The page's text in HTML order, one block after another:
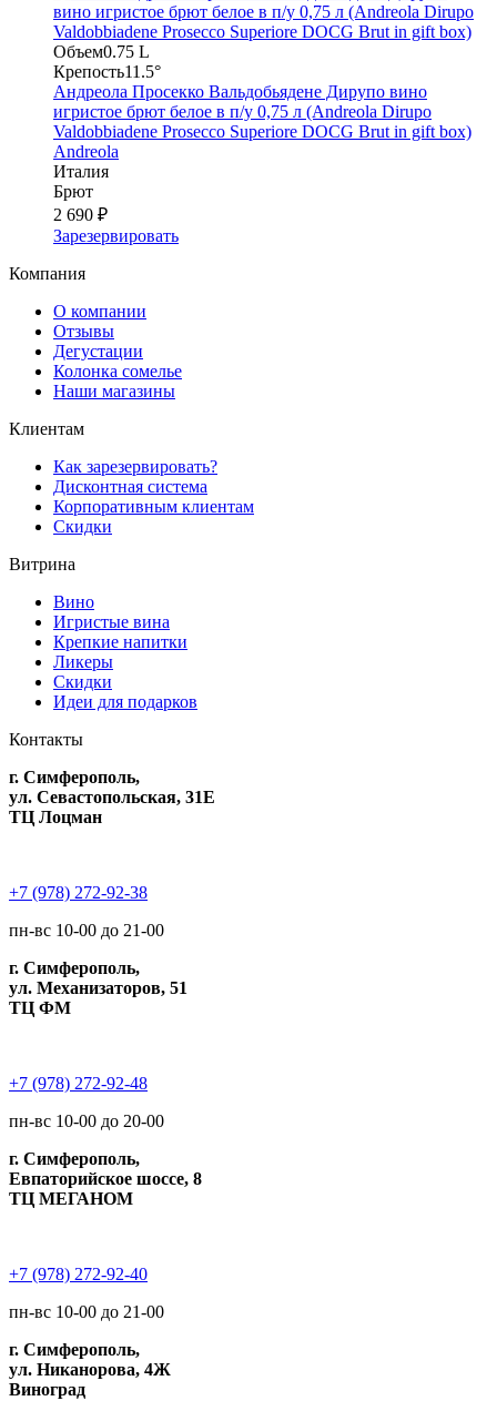
Объем0.75 L
Крепость11.5°
Андреола Просекко Вальдобьядене Дирупо вино
игристое брют белое в п/у 0,75 л (Andreola Dirupo
Valdobbiadene Prosecco Superiore DOCG Brut in gift box)
Andreola
Италия
Брют
2 690 ₽
Зарезервировать
Компания
О компании
Отзывы
Дегустации
Колонка сомелье
Наши магазины
Клиентам
Как зарезервировать?
Дисконтная система
Корпоративным клиентам
Скидки
Витрина
Вино
Игристые вина
Крепкие напитки
Ликеры
Скидки
Идеи для подарков
Контакты
г. Симферополь,
ул. Севастопольская, 31Е
ТЦ Лоцман
+7 (978) 272-92-38
пн-вс 10-00 до 21-00
г. Симферополь,
ул. Механизаторов, 51
ТЦ ФМ
+7 (978) 272-92-48
пн-вс 10-00 до 20-00
г. Симферополь,
Евпаторийское шоссе, 8
ТЦ МЕГАНОМ
+7 (978) 272-92-40
пн-вс 10-00 до 21-00
г. Симферополь,
ул. Никанорова, 4Ж
Виноград